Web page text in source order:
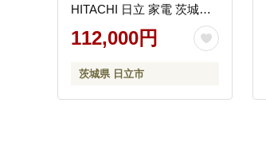
HITACHI 日立 家電 茨城県
112,000円
茨城県 日立市